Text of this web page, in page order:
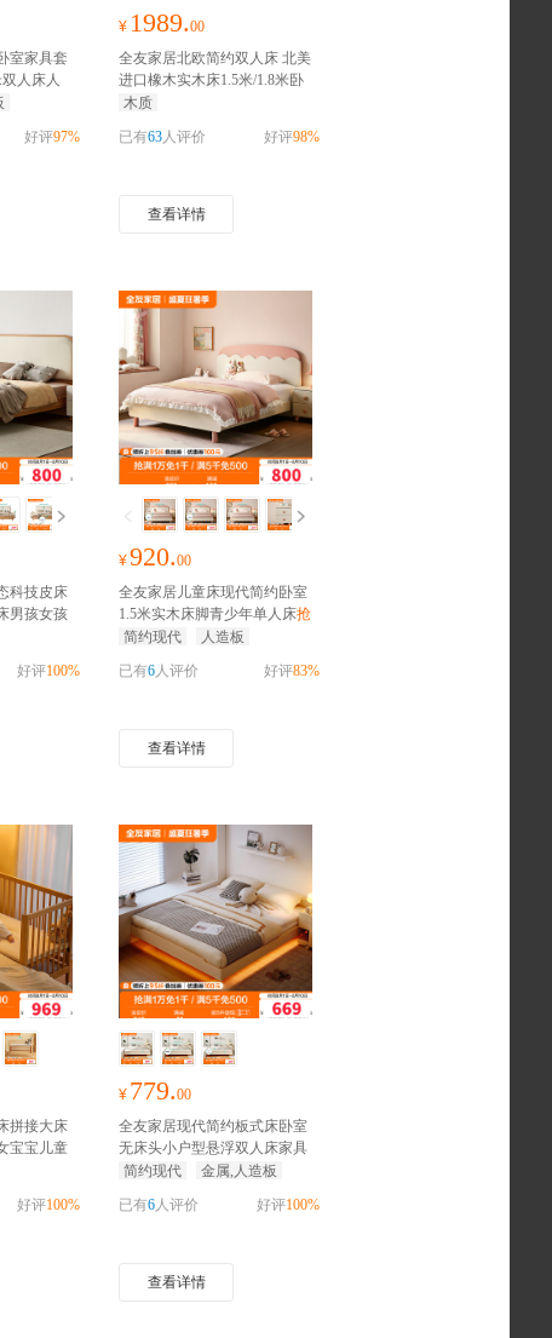
室家具套
人床人
装红包
好评97%
¥ 1989.00
全友家居北欧简约双人床 北美
进口橡木实木床1.5米/1.8米卧
室大床婚床
木质
已有63人评价 好评98%
查看详情
科技皮床
男孩女孩
好评100%
¥920.00
全友家居儿童床现代简约卧室
1.5米实木床脚青少年单人床抢
千元家装红包
简约现代
人造板
已有6人评价 好评83%
查看详情
拼接大床
宝宝儿童
好评100%
¥ 779.00
全友家居现代简约板式床卧室
无床头小户型悬浮双人床家具
抢千元家装红包
简约现代
金属,人造板
已有6人评价 好评100%
查看详情